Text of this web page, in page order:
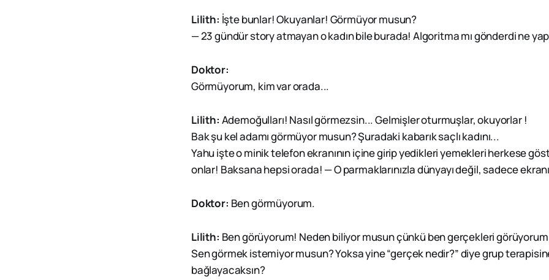
Lilith: İşte bunlar! Okuyanlar! Görmüyor musun?
— 23 gündür story atmayan o kadın bile burada! Algoritma mı gönderdi ne
Doktor:
Görmüyorum, kim var orada...
Lilith: Ademoğulları! Nasıl görmezsin... Gelmişler oturmuşlar, okuyorlar !
Bak şu kel adamı görmüyor musun? Şuradaki kabarık saçlı kadını...
Yahu işte o minik telefon ekranının içine girip yedikleri yemekleri herkese
onlar! Baksana hepsi orada! — O parmaklarınızla dünyayı değil, sadece
Doktor: Ben görmüyorum.
Lilith: Ben görüyorum! Neden biliyor musun çünkü ben gerçekleri
Sen görmek istemiyor musun? Yoksa yine “gerçek nedir?” diye grup
bağlayacaksın?